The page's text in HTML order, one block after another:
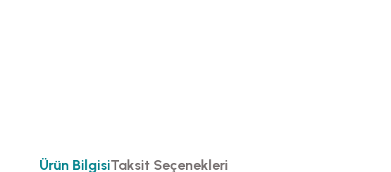
Ürün BilgisiTaksit Seçenekleri